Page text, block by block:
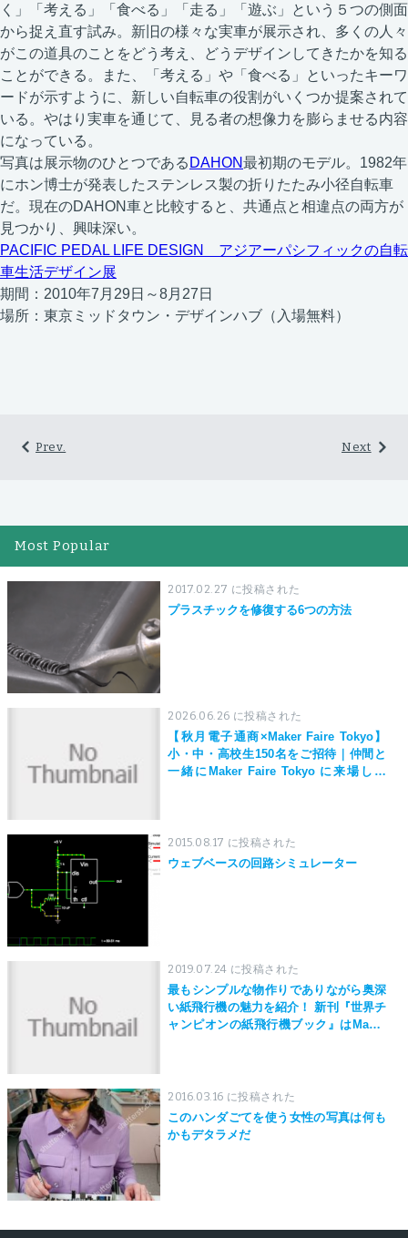
く」「考える」「食べる」「走る」「遊ぶ」という５つの側面
から捉え直す試み。新旧の様々な実車が展示され、多くの人々
がこの道具のことをどう考え、どうデザインしてきたかを知る
ことができる。また、「考える」や「食べる」といったキーワ
ードが示すように、新しい自転車の役割がいくつか提案されて
いる。やはり実車を通じて、見る者の想像力を膨らませる内容
になっている。
写真は展示物のひとつである DAHON最初期のモデル。1982年
にホン博士が発表したステンレス製の折りたたみ小径自転車
だ。現在のDAHON車と比較すると、共通点と相違点の両方が
見つかり、興味深い。
PACIFIC PEDAL LIFE DESIGN アジアーパシフィックの自転
車生活デザイン展
期間：2010年7月29日～8月27日
場所：東京ミッドタウン・デザインハブ（入場無料）
Next
Prev.
Most Popular
2017.02.27 に投稿された
プラスチックを修復する6つの方法
2026.06.26 に投稿された
【秋月電子通商×Maker Faire Tokyo】
小・中・高校生150名をご招待｜仲間と
一緒にMaker Faire Tokyo に来場しよ
2015.08.17 に投稿された
ウェブベースの回路シミュレーター
2019.07.24 に投稿された
最もシンプルな物作りでありながら奥深
い紙飛行機の魅力を紹介！ 新刊『世界チ
ャンピオンの紙飛行機ブック』はMaker
2016.03.16 に投稿された
このハンダごてを使う女性の写真は何も
かもデタラメだ